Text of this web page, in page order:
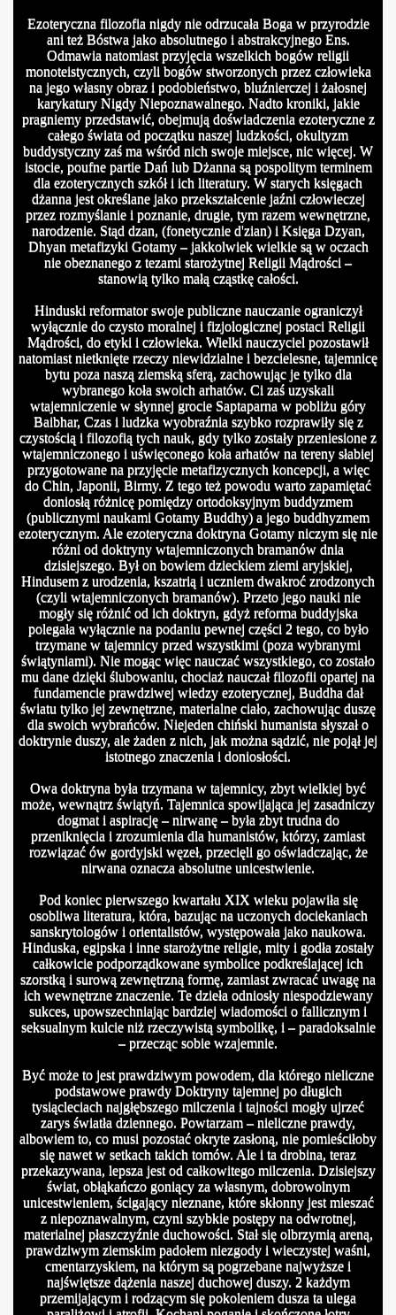
Ezoteryczna filozofia nigdy nie odrzucała Boga w przyrodzie
ani też Bóstwa jako absolutnego i abstrakcyjnego Ens.
Odmawia natomiast przyjęcia wszelkich bogów religii
monoteistycznych, czyli bogów stworzonych przez człowieka
na jego własny obraz i podobieństwo, bluźnierczej i żałosnej
karykatury Nigdy Niepoznawalnego. Nadto kroniki, jakie
pragniemy przedstawić, obejmują doświadczenia ezoteryczne z
całego świata od początku naszej ludzkości, okultyzm
buddystyczny zaś ma wśród nich swoje miejsce, nic więcej. W
istocie, poufne partie Dań lub Dżanna są pospolitym terminem
dla ezoterycznych szkół i ich literatury. W starych księgach
dżanna jest określane jako przekształcenie jaźni człowieczej
przez rozmyślanie i poznanie, drugie, tym razem wewnętrzne,
narodzenie. Stąd dzan, (fonetycznie d'zian) i Księga Dzyan,
Dhyan metafizyki Gotamy – jakkolwiek wielkie są w oczach
nie obeznanego z tezami starożytnej Religii Mądrości –
stanowią tylko małą cząstkę całości.
Hinduski reformator swoje publiczne nauczanie ograniczył
wyłącznie do czysto moralnej i fizjologicznej postaci Religii
Mądrości, do etyki i człowieka. Wielki nauczyciel pozostawił
natomiast nietknięte rzeczy niewidzialne i bezcielesne, tajemnicę
bytu poza naszą ziemską sferą, zachowując je tylko dla
wybranego koła swoich arhatów. Ci zaś uzyskali
wtajemniczenie w słynnej grocie Saptaparna w pobliżu góry
Baibhar, Czas i ludzka wyobraźnia szybko rozprawiły się z
czystością i filozofią tych nauk, gdy tylko zostały przeniesione z
wtajemniczonego i uświęconego koła arhatów na tereny słabiej
przygotowane na przyjęcie metafizycznych koncepcji, a więc
do Chin, Japonii, Birmy. Z tego też powodu warto zapamiętać
doniosłą różnicę pomiędzy ortodoksyjnym buddyzmem
(publicznymi naukami Gotamy Buddhy) a jego buddhyzmem
ezoterycznym. Ale ezoteryczna doktryna Gotamy niczym się nie
różni od doktryny wtajemniczonych bramanów dnia
dzisiejszego. Był on bowiem dzieckiem ziemi aryjskiej,
Hindusem z urodzenia, kszatrią i uczniem dwakroć zrodzonych
(czyli wtajemniczonych bramanów). Przeto jego nauki nie
mogły się różnić od ich doktryn, gdyż reforma buddyjska
polegała wyłącznie na podaniu pewnej części 2 tego, co było
trzymane w tajemnicy przed wszystkimi (poza wybranymi
świątyniami). Nie mogąc więc nauczać wszystkiego, co zostało
mu dane dzięki ślubowaniu, chociaż nauczał filozofii opartej na
fundamencie prawdziwej wiedzy ezoterycznej, Buddha dał
światu tylko jej zewnętrzne, materialne ciało, zachowując duszę
dla swoich wybrańców. Niejeden chiński humanista słyszał o
doktrynie duszy, ale żaden z nich, jak można sądzić, nie pojął jej
istotnego znaczenia i doniosłości.
Owa doktryna była trzymana w tajemnicy, zbyt wielkiej być
może, wewnątrz świątyń. Tajemnica spowijająca jej zasadniczy
dogmat i aspirację – nirwanę – była zbyt trudna do
przeniknięcia i zrozumienia dla humanistów, którzy, zamiast
rozwiązać ów gordyjski węzeł, przecięli go oświadczając, że
nirwana oznacza absolutne unicestwienie.
Pod koniec pierwszego kwartału XIX wieku pojawiła się
osobliwa literatura, która, bazując na uczonych dociekaniach
sanskrytologów i orientalistów, występowała jako naukowa.
Hinduska, egipska i inne starożytne religie, mity i godła zostały
całkowicie podporządkowane symbolice podkreślającej ich
szorstką i surową zewnętrzną formę, zamiast zwracać uwagę na
ich wewnętrzne znaczenie. Te dzieła odniosły niespodziewany
sukces, upowszechniając bardziej wiadomości o fallicznym i
seksualnym kulcie niż rzeczywistą symbolikę, i – paradoksalnie
– przecząc sobie wzajemnie.
Być może to jest prawdziwym powodem, dla którego nieliczne
podstawowe prawdy Doktryny tajemnej po długich
tysiącleciach najgłębszego milczenia i tajności mogły ujrzeć
zarys światła dziennego. Powtarzam – nieliczne prawdy,
albowiem to, co musi pozostać okryte zasłoną, nie pomieściłoby
się nawet w setkach takich tomów. Ale i ta drobina, teraz
przekazywana, lepsza jest od całkowitego milczenia. Dzisiejszy
świat, obłąkańczo goniący za własnym, dobrowolnym
unicestwieniem, ścigający nieznane, które skłonny jest mieszać
z niepoznawalnym, czyni szybkie postępy na odwrotnej,
materialnej płaszczyźnie duchowości. Stał się olbrzymią areną,
prawdziwym ziemskim padołem niezgody i wieczystej waśni,
cmentarzyskiem, na którym są pogrzebane najwyższe i
najświętsze dążenia naszej duchowej duszy. 2 każdym
przemijającym i rodzącym się pokoleniem dusza ta ulega